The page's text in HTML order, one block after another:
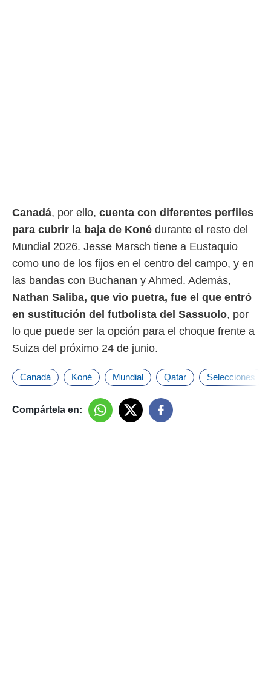
Canadá, por ello, cuenta con diferentes perfiles
para cubrir la baja de Koné durante el resto del
Mundial 2026. Jesse Marsch tiene a Eustaquio
como uno de los fijos en el centro del campo, y en
las bandas con Buchanan y Ahmed. Además,
Nathan Saliba, que vio puetra, fue el que entró
en sustitución del futbolista del Sassuolo, por
lo que puede ser la opción para el choque frente a
Suiza del próximo 24 de junio.
Canadá Koné Mundial Qatar Selecciones
Compártela en: